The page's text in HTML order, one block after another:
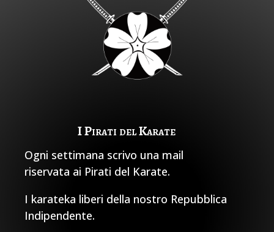
I Pirati del Karate
Ogni settimana scrivo una mail
riservata ai Pirati del Karate.
I karateka liberi della nostro Repubblica
Indipendente.